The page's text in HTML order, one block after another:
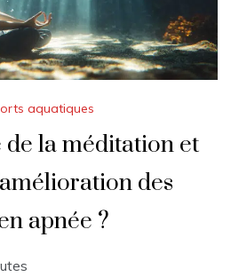
aquatiques
de la méditation et
des
apnée ?